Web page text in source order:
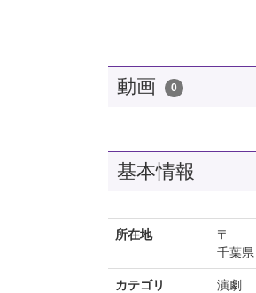
動画 0
基本情報
所在地
〒
千葉県
カテゴリ 演劇